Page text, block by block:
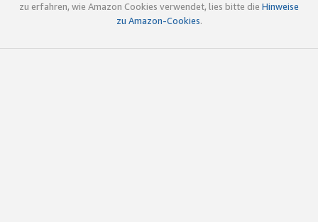
zu erfahren, wie Amazon Cookies verwendet, lies bitte die Hinweise
zu Amazon-Cookies.